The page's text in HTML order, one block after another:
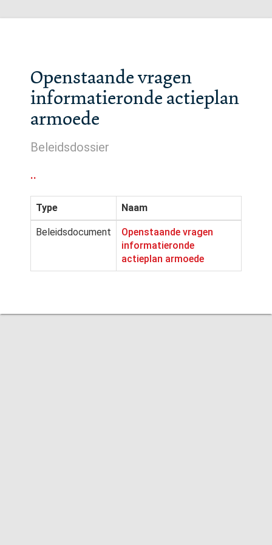
Openstaande vragen
informatieronde actieplan
armoede
Beleidsdossier
..
Type Naam
Beleidsdocument
Openstaande vragen
informatieronde
actieplan armoede